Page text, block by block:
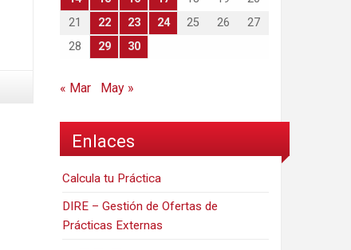
21
22 23 24 25 26
27
28
29 30
« Mar May »
Enlaces
Calcula tu Práctica
DIRE – Gestión de Ofertas de
Prácticas Externas